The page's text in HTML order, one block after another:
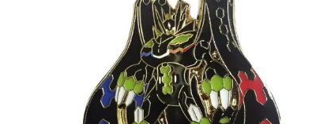
€5.00 €3.00